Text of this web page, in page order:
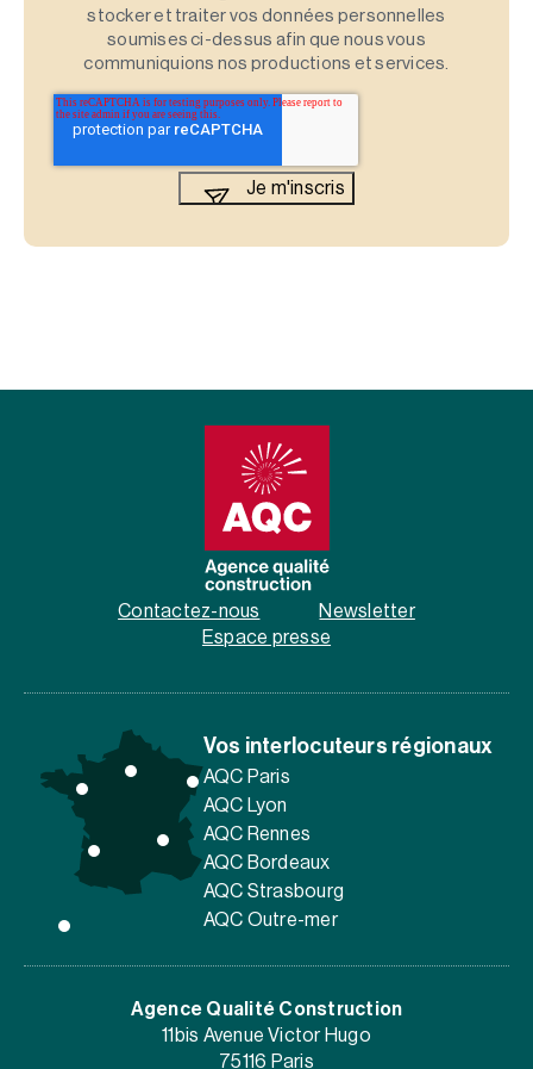
stocker et traiter vos données personnelles
soumises ci-dessus afin que nous vous
communiquions nos productions et services.
Contactez-nous
Newsletter
Espace presse
Vos interlocuteurs régionaux
AQC Paris
AQC Lyon
AQC Rennes
AQC Bordeaux
AQC Strasbourg
AQC Outre-mer
Agence Qualité Construction
11bis Avenue Victor Hugo
75116 Paris